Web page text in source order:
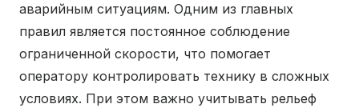
аварийным ситуациям. Одним из главных
правил является постоянное соблюдение
ограниченной скорости, что помогает
оператору контролировать технику в сложных
условиях. При этом важно учитывать рельеф